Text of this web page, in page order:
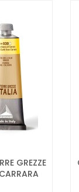
GREZZE